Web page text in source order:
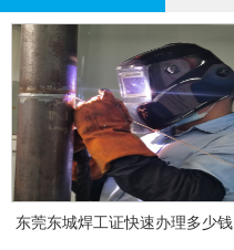
东莞东城焊工证快速办理多少钱